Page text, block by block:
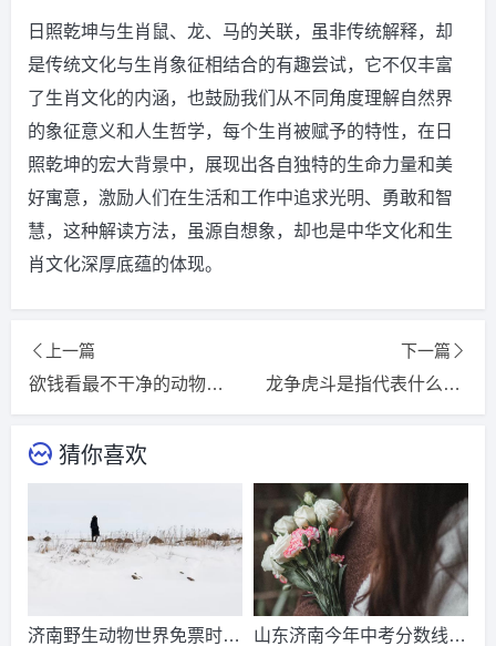
日照乾坤与生肖鼠、龙、马的关联，虽非传统解释，却
是传统文化与生肖象征相结合的有趣尝试，它不仅丰富
了生肖文化的内涵，也鼓励我们从不同角度理解自然界
的象征意义和人生哲学，每个生肖被赋予的特性，在日
照乾坤的宏大背景中，展现出各自独特的生命力量和美
好寓意，激励人们在生活和工作中追求光明、勇敢和智
慧，这种解读方法，虽源自想象，却也是中华文化和生
肖文化深厚底蕴的体现。
上一篇
欲钱看最不干净的动物指的是什么生肖，猜一词语释义解释落实
下一篇
龙争虎斗是指代表什么生肖，精选词语释义解释落实
猜你喜欢
济南野生动物世界免票时
山东济南今年中考分数线出